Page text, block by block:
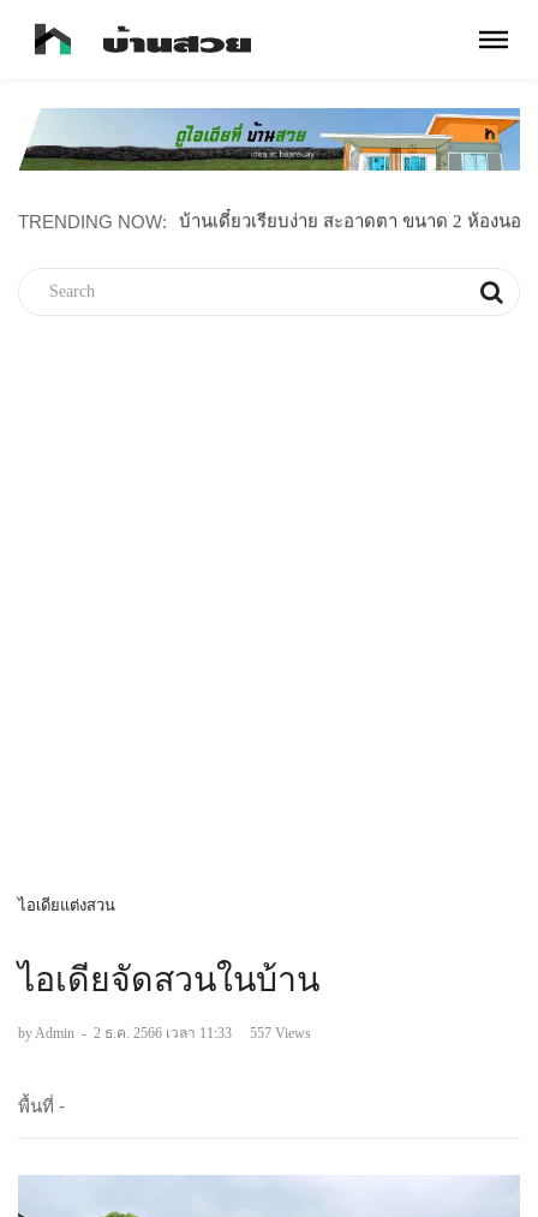
TRENDING NOW: บ้านเดี๋ยวเรียบง่าย สะอาดตา ขนาด 2 ห้องนอน
ไอเดียแต่งสวน
ไอเดียจัดสวนในบ้าน
by Admin - 2 ธ.ค. 2566 เวลา 11:33 557 Views
พื้นที่ -